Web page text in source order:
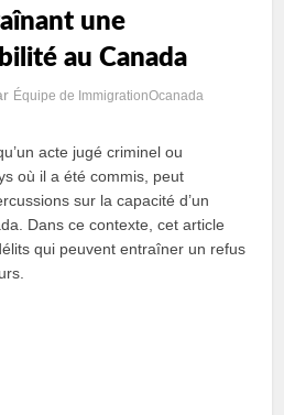
une
au Canada
Équipe de ImmigrationOcanada
acte jugé criminel ou
où il a été commis, peut
sur la capacité d’un
Dans ce contexte, cet article
qui peuvent entraîner un refus